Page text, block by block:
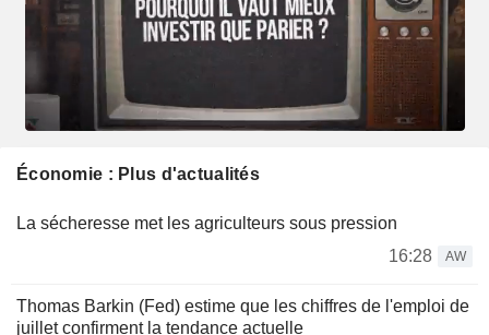
Économie : Plus d'actualités
La sécheresse met les agriculteurs sous pression
16:28
AW
Thomas Barkin (Fed) estime que les chiffres de l'emploi de
juillet confirment la tendance actuelle